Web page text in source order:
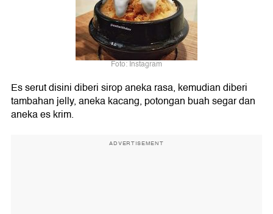
Foto: Instagram
Es serut disini diberi sirop aneka rasa, kemudian diberi
tambahan jelly, aneka kacang, potongan buah segar dan
aneka es krim.
ADVERTISEMENT